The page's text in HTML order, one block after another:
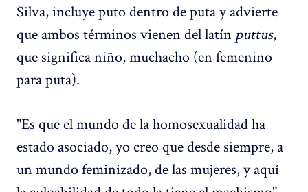
Silva, incluye puto dentro de puta y advierte
que ambos términos vienen del latín puttus,
que significa niño, muchacho (en femenino
para puta).
"Es que el mundo de la homosexualidad ha
estado asociado, yo creo que desde siempre, a
un mundo feminizado, de las mujeres, y aquí